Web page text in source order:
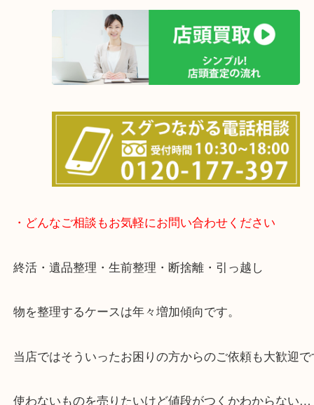
土日は休まず営業中！
店舗の裏にコインパーキングがありますのでお車
も大歓迎！
事前にご連絡をいただければ営業時間終了後のご
談いたします！